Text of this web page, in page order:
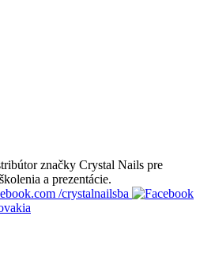
značky Crystal Nails pre
a prezentácie.
/crystalnailsba